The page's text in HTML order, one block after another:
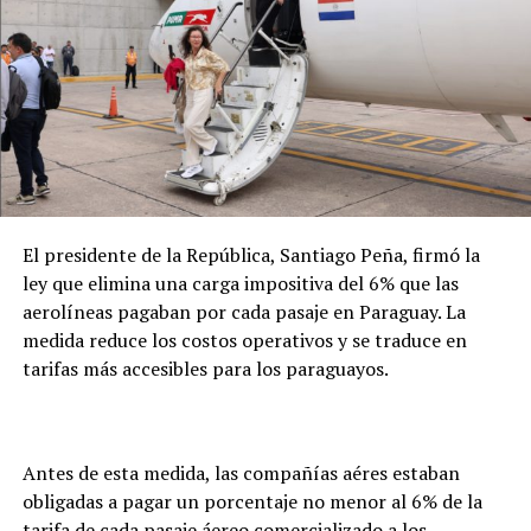
familiar, quien debe presentar la solicitud para la
apertura de un expediente. Desde ese momento, se
coordina con el consulado paraguayo la verificación del
fallecimiento, la obtención del certificado de defunción
y las gestiones necesarias para la repatriación. En este
caso, precisó que el seguro de la empresa cubrirá
íntegramente los costos del proceso.
El presidente de la República, Santiago Peña, firmó la
ley que elimina una carga impositiva del 6% que las
aerolíneas pagaban por cada pasaje en Paraguay. La
medida reduce los costos operativos y se traduce en
tarifas más accesibles para los paraguayos.
Antes de esta medida, las compañías aéres estaban
obligadas a pagar un porcentaje no menor al 6% de la